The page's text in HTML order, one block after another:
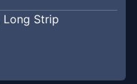
Long Strip